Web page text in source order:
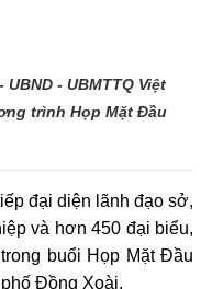
- UBMTTQ Việt
trình Họp Mặt Đầu
đại diện lãnh đạo sở,
và hơn 450 đại biểu,
buổi Họp Mặt Đầu
Đồng Xoài.